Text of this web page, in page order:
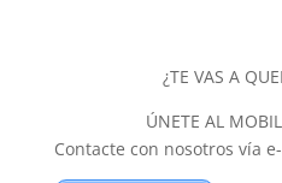
¿TE VAS A
ÚNETE AL
Contacte con nosotros vía